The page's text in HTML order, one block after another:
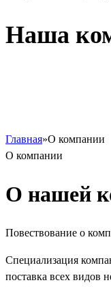
Наша
Главная»О компании
О компании
О нашей
Повествование о
Специализация
поставка всех видов